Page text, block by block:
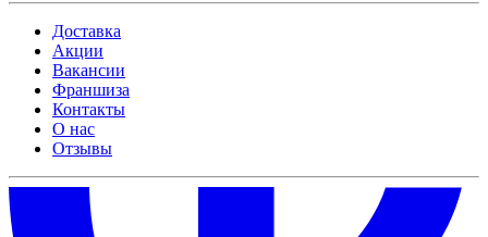
Доставка
Акции
Вакансии
Франшиза
Контакты
О нас
Отзывы